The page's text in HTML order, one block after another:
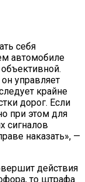
себя
автомобиле
управляет
крайне
дорог. Если
при этом для
сигналов
наказать», —
действия
то штрафа